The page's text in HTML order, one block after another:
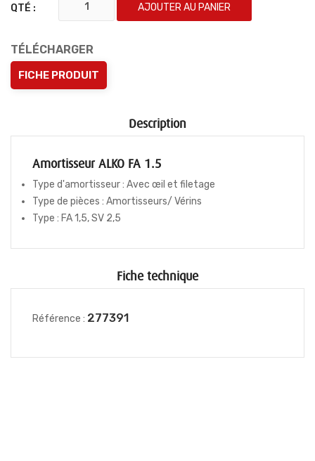
QTÉ : AJOUTER AU PANIER
TÉLÉCHARGER
FICHE PRODUIT
Description
Amortisseur ALKO FA 1.5
Type d'amortisseur : Avec œil et filetage
Type de pièces : Amortisseurs/ Vérins
Type : FA 1,5, SV 2,5
Fiche technique
Référence : 277391